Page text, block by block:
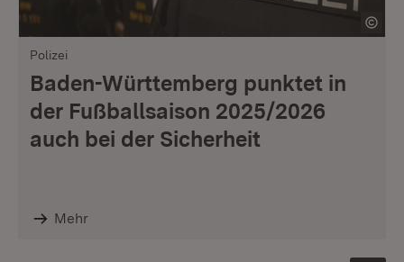
Polizei
Baden-Württemberg punktet in
der Fußballsaison 2025/2026
auch bei der Sicherheit
Mehr